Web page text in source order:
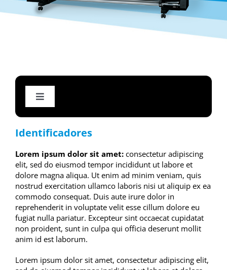
Toggle
Navigation
Impresiones de Gran Formato 320
Offset Digital Color / B&N
Servicio de corte de vinilos
Impresión para Sublimación
Identificadores
Lorem ipsum dolor sit amet:consectetur adipiscing
elit, sed do eiusmod tempor incididunt ut labore et
dolore magna aliqua. Ut enim ad minim veniam, quis
nostrud exercitation ullamco laboris nisi ut aliquip ex ea
commodo consequat. Duis aute irure dolor in
reprehenderit in voluptate velit esse cillum dolore eu
fugiat nulla pariatur. Excepteur sint occaecat cupidatat
non proident, sunt in culpa qui officia deserunt mollit
anim id est laborum.
Lorem ipsum dolor sit amet, consectetur adipiscing elit,